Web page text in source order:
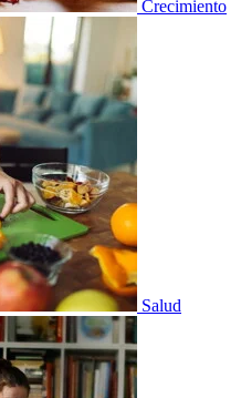
Crecimiento
Salud